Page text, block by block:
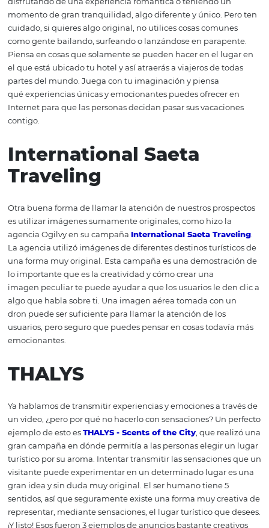
Por lo general, para mostrar lo atractivo de un lugar
suelen publicar videos de lugares hermosos que a la
nos gustaría visitar. Esto está bien, pero no es original.
de hacer anuncios creativos de turismo es hacer videos
enfocándote en experiencias y emociones, no en
ejemplo de esto esMGM Resorts – Welcome to the
que se busca en este tipo de videos es mostrar a
disfrutando de una experiencia romántica o teniendo
momento de gran tranquilidad, algo diferente y único.
cuidado, si quieres algo original, no utilices cosas
Piensa en cosas que solamente se pueden hacer en el
el que está ubicado tu hotel y así atraerás a viajeros de
partes del mundo. Juega con tu imaginación y piensa
qué experiencias únicas y emocionantes puedes
Internet para que las personas decidan pasar sus
contigo.
International Saeta
Traveling
es utilizar imágenes sumamente originales, como hizo
agencia Ogilvy en su campañaInternational Saeta
La agencia utilizó imágenes de diferentes destinos
una forma muy original. Esta campaña es una
lo importante que es la creatividad y cómo crear una
imagen peculiar te puede ayudar a que los usuarios le
algo que habla sobre ti. Una imagen aérea tomada con
dron puede ser suficiente para llamar la atención de los